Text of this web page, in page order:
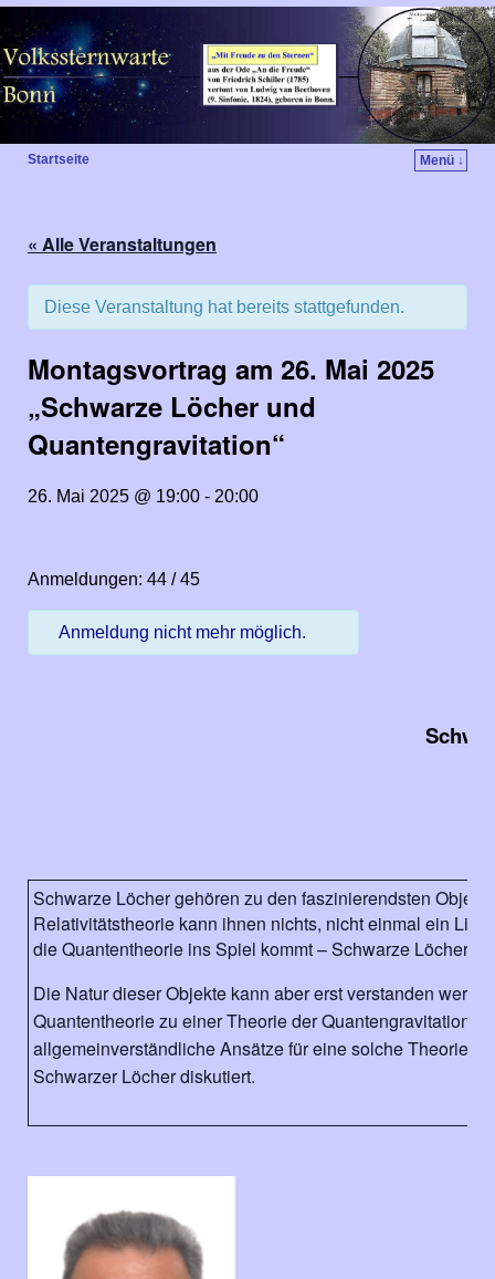
Startseite Menü ↓
« Alle Veranstaltungen
Diese Veranstaltung hat bereits stattgefunden.
Montagsvortrag am 26. Mai 2025
„Schwarze Löcher und
Quantengravitation“
26. Mai 2025 @ 19:00 - 20:00
Anmeldungen: 44 / 45
Anmeldung nicht mehr möglich.
Schwarze Löcher gehören zu den faszinierendsten
Relativitätstheorie kann ihnen nichts, nicht einmal ein
die Quantentheorie ins Spiel kommt – Schwarze Löcher
Die Natur dieser Objekte kann aber erst verstanden
Quantentheorie zu einer Theorie der Quantengravitation
allgemeinverständliche Ansätze für eine solche Theorie
Schwarzer Löcher diskutiert.